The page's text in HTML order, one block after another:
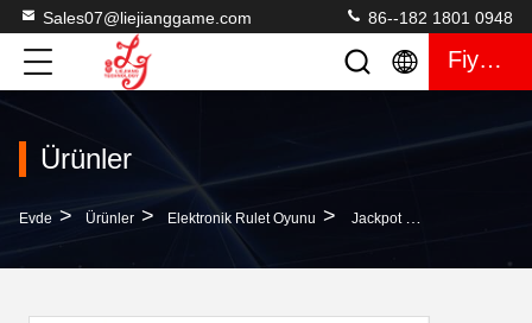
Sales07@liejianggame.com 86--182 1801 0948
Fiyat Teklifi
Ürünler
Evde > Ürünler > Elektronik Rulet Oyunu > Jackpot Elektronik Rulet Makinesi / Casino Video Skilled Oyunu Makinesi